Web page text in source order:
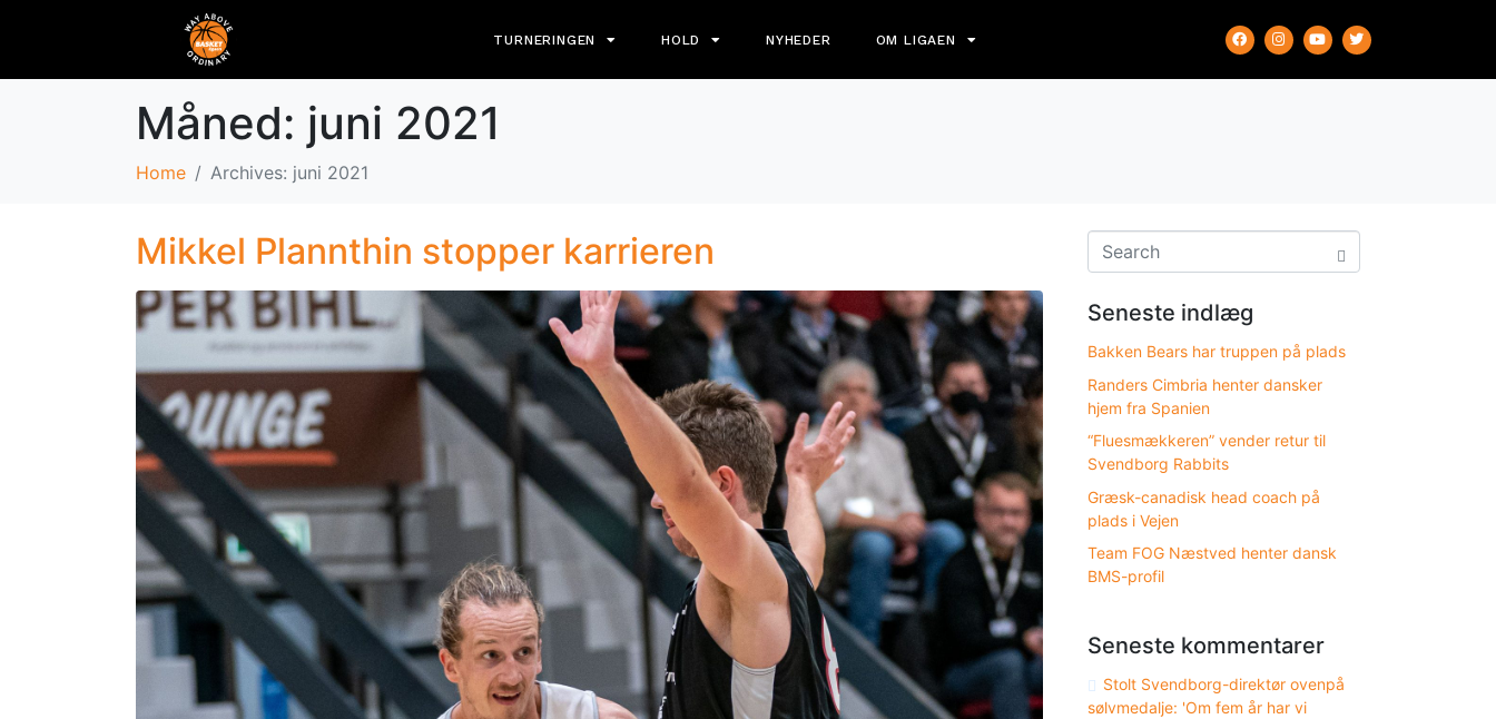
TURNERINGEN HOLD NYHEDER OM LIGAEN
Måned: juni 2021
Home Archives: juni 2021
Mikkel Plannthin stopper karrieren
Seneste indlæg
Bakken Bears har truppen på plads
Randers Cimbria henter dansker
hjem fra Spanien
“Fluesmækkeren” vender retur til
Svendborg Rabbits
Græsk-canadisk head coach på
plads i Vejen
Team FOG Næstved henter dansk
BMS-profil
Seneste kommentarer
Stolt Svendborg-direktør ovenpå
sølvmedalje: 'Om fem år har vi